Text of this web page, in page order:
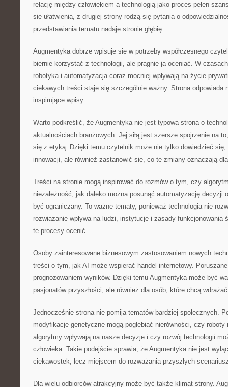
relację między człowiekiem a technologią jako proces pełen
się ułatwienia, z drugiej strony rodzą się pytania o
przedstawiania tematu nadaje stronie głębię.
Augmentyka dobrze wpisuje się w potrzeby współczesnego
biernie korzystać z technologii, ale pragnie ją oceniać. W
robotyka i automatyzacja coraz mocniej wpływają na życie
ciekawych treści staje się szczególnie ważny. Strona odpowiada
inspirujące wpisy.
Warto podkreślić, że Augmentyka nie jest typową stroną o
aktualnościach branżowych. Jej siłą jest szersze spojrzenie na
się z etyką. Dzięki temu czytelnik może nie tylko dowiedzieć
innowacji, ale również zastanowić się, co te zmiany oznaczają
Treści na stronie mogą inspirować do rozmów o tym, czy
niezależność, jak daleko można posunąć automatyzację decyzji
być ograniczany. To ważne tematy, ponieważ technologia nie
rozwiązanie wpływa na ludzi, instytucje i zasady funkcjonowania
te procesy ocenić.
Osoby zainteresowane biznesowym zastosowaniem nowych
treści o tym, jak AI może wspierać handel internetowy.
prognozowaniem wyników. Dzięki temu Augmentyka może być
pasjonatów przyszłości, ale również dla osób, które chcą
Jednocześnie strona nie pomija tematów bardziej społecznych.
modyfikacje genetyczne mogą pogłębiać nierówności, czy
algorytmy wpływają na nasze decyzje i czy rozwój technologii
człowieka. Takie podejście sprawia, że Augmentyka nie jest
ciekawostek, lecz miejscem do rozważania przyszłych
Dla wielu odbiorców atrakcyjny może być także klimat strony.